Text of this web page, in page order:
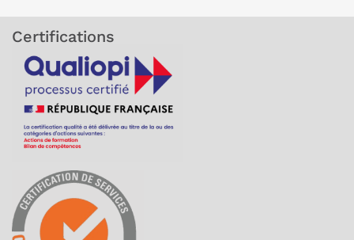
Certifications